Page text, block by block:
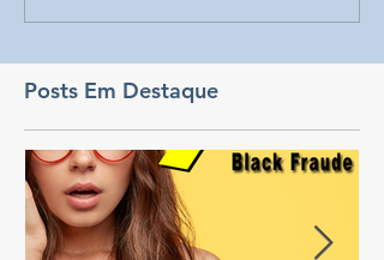
Posts Em Destaque